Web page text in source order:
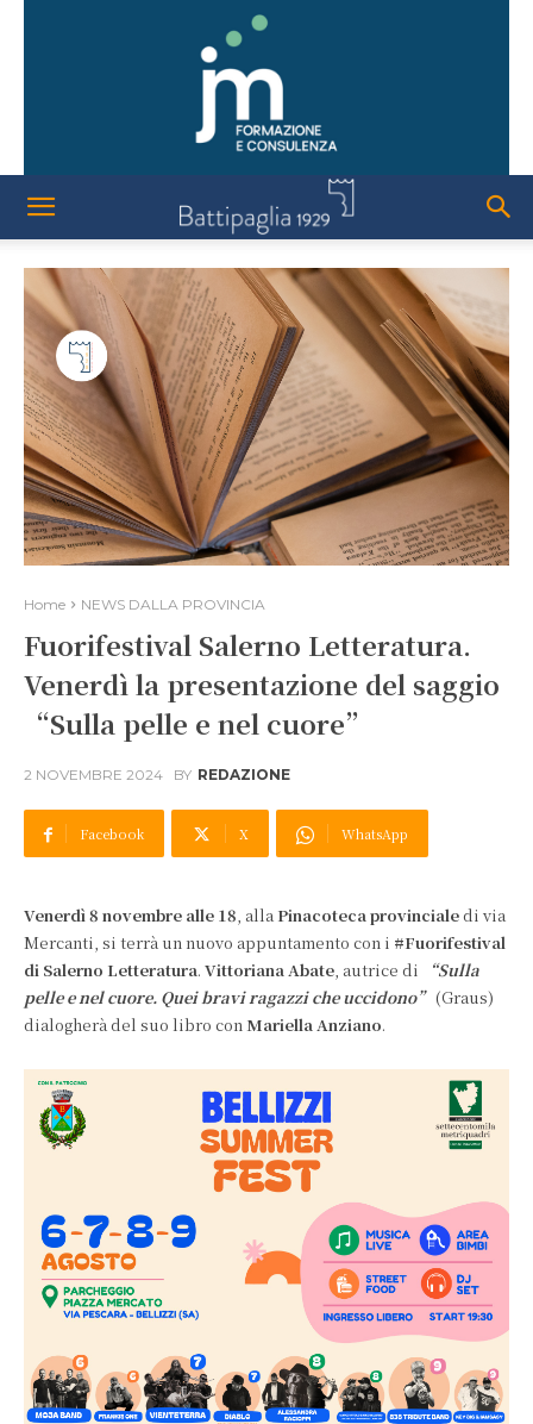
Home NEWS DALLA PROVINCIA
Fuorifestival Salerno Letteratura.
Venerdì la presentazione del saggio
“Sulla pelle e nel cuore”
2 NOVEMBRE 2024 BY REDAZIONE
Facebook X WhatsApp
Venerdì 8 novembre alle 18, alla Pinacoteca provincialedi via
Mercanti, si terrà un nuovo appuntamento con i #Fuorifestival
di Salerno Letteratura. Vittoriana Abate, autrice di
“Sulla
pelle e nel cuore. Quei bravi ragazzi che uccidono” (Graus)
dialogherà del suo libro conMariella Anziano.